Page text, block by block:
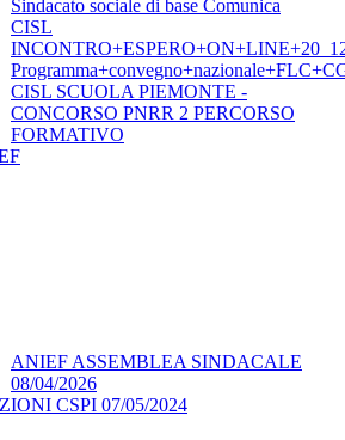
Sindacato sociale di base Comunica
CISL
CISL SCUOLA PIEMONTE -
CONCORSO PNRR 2 PERCORSO
FORMATIVO
ANIEF ASSEMBLEA SINDACALE
08/04/2026
CSPI 07/05/2024